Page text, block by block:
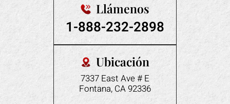
Llámenos
1-888-232-2898
Ubicación
7337 East Ave # E
Fontana, CA 92336